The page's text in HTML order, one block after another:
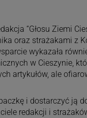
“Głosu Ziemi
oraz strażakami z
wykazała
w Cieszynie,
artykułów, ale
i dostarczyć ją
redakcji i